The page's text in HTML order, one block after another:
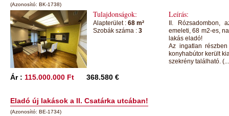
(Azonosító: BK-1738)
Tulajdonságok:
Alapterület : 68 m²
Szobák száma : 3
Leírás:
II. Rózsadombon,
emeleti, 68 m2-es,
lakás eladó!
Az ingatlan
konyhabútor került
szekrény található.
Ár : 115.000.000 Ft 368.580 €
Eladó új lakások a II. Csatárka utcában!
(Azonosító: BE-1734)